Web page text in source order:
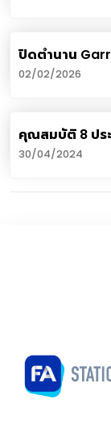
ปิดตำนาน
9 พันล้านจาก
02/02/2026
คุณสมบัติ 8 ปร
30/04/2024